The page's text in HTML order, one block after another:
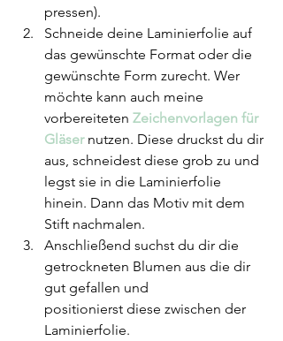
pressen).
Schneide deine Laminierfolie auf
das gewünschte Format oder die
gewünschte Form zurecht. Wer
möchte kann auch meine
vorbereiteten Zeichenvorlagen für
Gläser nutzen. Diese druckst du dir
aus, schneidest diese grob zu und
legst sie in die Laminierfolie
hinein. Dann das Motiv mit dem
Stift nachmalen.
Anschließend suchst du dir die
getrockneten Blumen aus die dir
gut gefallen und
positionierst diese zwischen der
Laminierfolie.